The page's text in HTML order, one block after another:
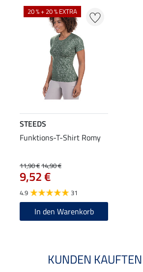
20 % + 20 % EXTRA
STEEDS
Funktions-T-Shirt Romy
11,90 €14,90 €
9,52 €
4.9 31
In den Warenkorb
KUNDEN